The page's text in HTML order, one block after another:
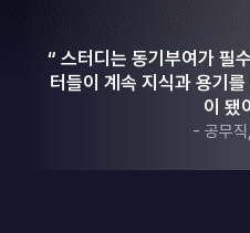
“ 스터디는 동기부여가 필
터들이 계속 지식과 용기
이 됐
- 공무